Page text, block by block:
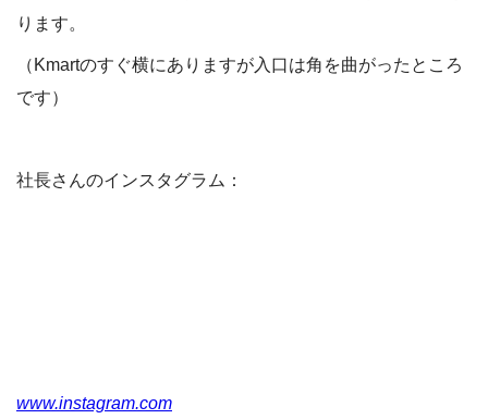
ります。
（Kmartのすぐ横にありますが入口は角を曲がったところ
です）
社長さんのインスタグラム：
www.instagram.com